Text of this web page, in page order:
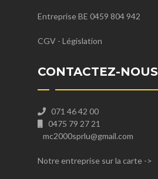
Entreprise BE 0459 804 942
CGV - Législation
CONTACTEZ-NOUS
071 46 42 00
0475 79 27 21
mc2000sprlu@gmail.com
Notre entreprise sur la carte ->